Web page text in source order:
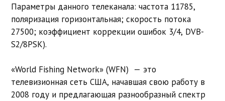
Параметры данного телеканала: частота 11785,
поляризация горизонтальная; скорость потока
27500; коэффициент коррекции ошибок 3/4, DVB-
S2/8PSK).
«World Fishing Network» (WFN) — это
телевизионная сеть США, начавшая свою работу в
2008 году и предлагающая разнообразный спектр